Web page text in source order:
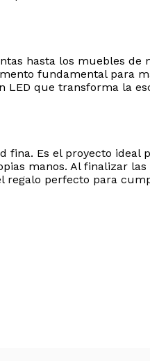
hasta los muebles de
fundamental para
LED que transforma la
Es el proyecto ideal
manos. Al finalizar las
perfecto para